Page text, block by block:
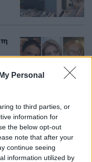
Personal
to third parties, or
information for
the below opt-out
note that after your
continue seeing
information utilized by